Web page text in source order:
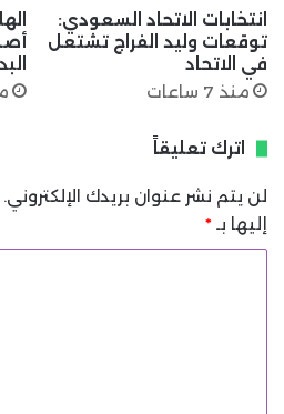
انتخابات الاتحاد السعودي:
توقعات وليد الفراج تشتعل
في الاتحاد
منذ 7 ساعات
اترك تعليقاً
لن يتم نشر عنوان بريدك الإلكتروني.
إليها بـ *